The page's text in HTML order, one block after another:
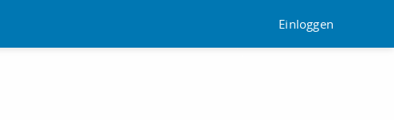
Einloggen